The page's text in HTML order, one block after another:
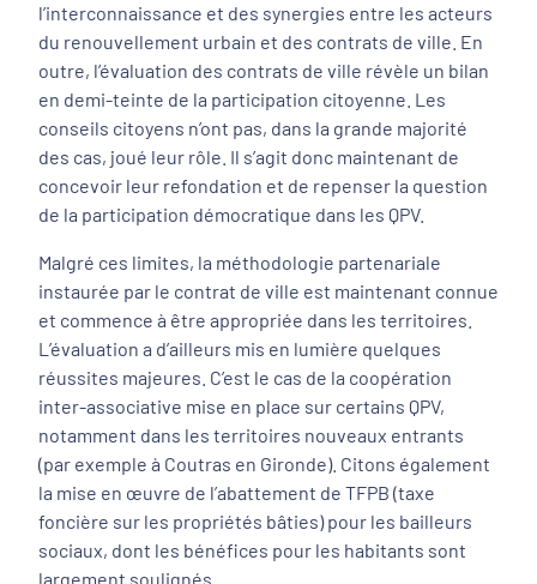
l’interconnaissance et des synergies entre les acteurs
du renouvellement urbain et des contrats de ville. En
outre, l’évaluation des contrats de ville révèle un bilan
en demi-teinte de la participation citoyenne. Les
conseils citoyens n’ont pas, dans la grande majorité
des cas, joué leur rôle. Il s’agit donc maintenant de
concevoir leur refondation et de repenser la question
de la participation démocratique dans les QPV.
Malgré ces limites, la méthodologie partenariale
instaurée par le contrat de ville est maintenant connue
et commence à être appropriée dans les territoires.
L’évaluation a d’ailleurs mis en lumière quelques
réussites majeures. C’est le cas de la coopération
inter-associative mise en place sur certains QPV,
notamment dans les territoires nouveaux entrants
(par exemple à Coutras en Gironde). Citons également
la mise en œuvre de l’abattement de TFPB (taxe
foncière sur les propriétés bâties) pour les bailleurs
sociaux, dont les bénéfices pour les habitants sont
largement soulignés.